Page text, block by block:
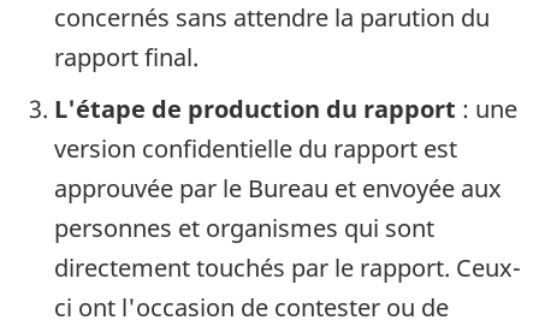
concernés sans attendre la parution du
rapport final.
L'étape de production du rapport : une
version confidentielle du rapport est
approuvée par le Bureau et envoyée aux
personnes et organismes qui sont
directement touchés par le rapport. Ceux-
ci ont l'occasion de contester ou de